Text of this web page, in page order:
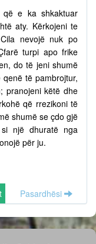
që e ka shkaktuar
aty. Kërkojeni te
nevojë nuk po
turpi apo frike
do të jeni shumë
të pambrojtur,
pranojeni këtë dhe
që rrezikoni të
shumë se çdo gjë
si një dhuratë nga
për ju.
Pasardhësi